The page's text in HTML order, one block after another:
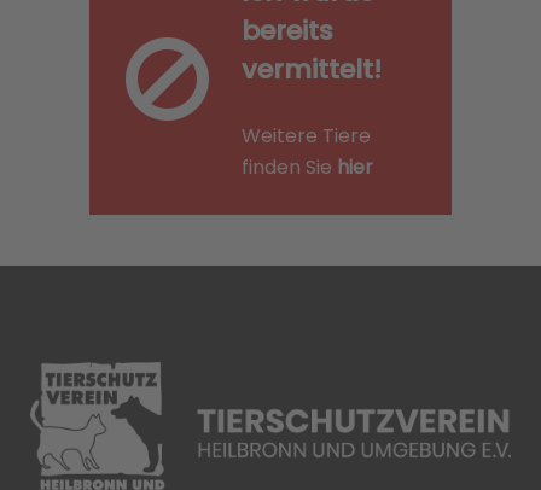
bereits
vermittelt!
Weitere Tiere
finden Sie hier